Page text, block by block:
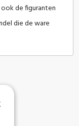
de figuranten
die de ware